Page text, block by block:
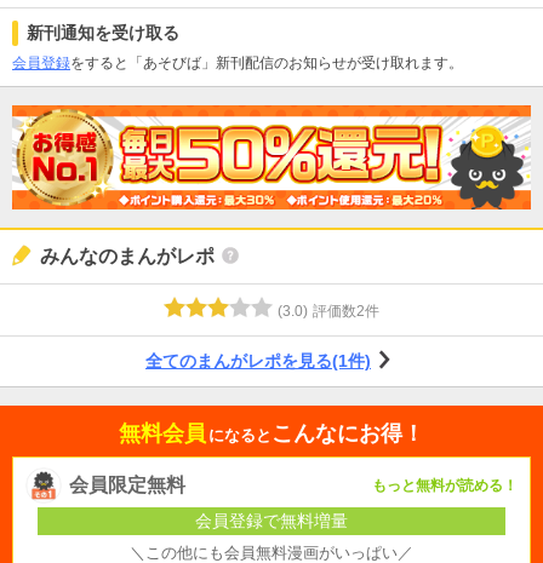
新刊通知を受け取る
会員登録をすると「あそびば」新刊配信のお知らせが受け取れます。
みんなのまんがレポ
(3.0) 評価数2件
全てのまんがレポを見る(1件)
無料会員 になると こんなにお得！
会員限定無料 もっと無料が読める！
会員登録で無料増量
＼この他にも会員無料漫画がいっぱい／